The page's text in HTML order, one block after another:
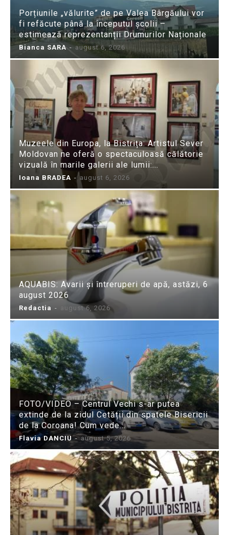
Porțiunile „vălurite” de pe Valea Bârgăului vor
fi refăcute până la începutul școlii –
estimează reprezentanții Drumurilor Naționale
Bianca SARA - august 6, 2026
Muzeele din Europa, la Bistrița: Artistul Sever
Moldovan ne oferă o spectaculoasă călătorie
vizuală în marile galerii ale lumii:...
Ioana BRADEA - august 6, 2026
AQUABIS: Avarii și întreruperi de apă, astăzi, 6
august 2026
Redactia - august 6, 2026
FOTO/VIDEO – Centrul Vechi s-ar putea
extinde de la zidul Cetății din spatele Bisericii
de la Coroana! Cum vede...
Flavia DANCIU - august 5, 2026